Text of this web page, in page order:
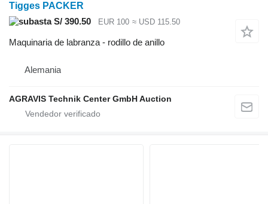
Tigges PACKER
S/ 390.50
EUR 100 ≈ USD 115.50
Maquinaria de labranza - rodillo de anillo
Alemania
AGRAVIS Technik Center GmbH Auction